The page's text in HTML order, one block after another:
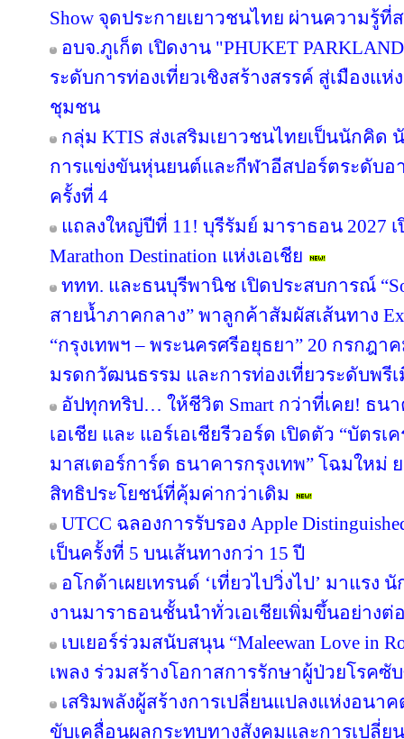
Show จุดประกายเยาวชนไทย ผ่านความรู้ที่
อบจ.ภูเก็ต เปิดงาน "PHUKET
ระดับการท่องเที่ยวเชิงสร้างสรรค์ สู่เมืองแ
ชุมชน
กลุ่ม KTIS ส่งเสริมเยาวชนไทยเป็นนักคิด
การแข่งขันหุ่นยนต์และกีฬาอีสปอร์ตระดับอ
ครั้งที่ 4
แถลงใหญ่ปีที่ 11! บุรีรัมย์ มาราธอน 2027
Marathon Destination แห่งเอเชีย
ททท. และธนบุรีพานิช เปิดประสบการณ์
สายน้ำภาคกลาง” พาลูกค้าสัมผัสเส้นทาง
“กรุงเทพฯ – พระนครศรีอยุธยา” 20 กรกฎ
มรดกวัฒนธรรม และการท่องเที่ยวระดับพรี
อัปทุกทริป… ให้ชีวิต Smart กว่าที่เคย! ธน
เอเชีย และ แอร์เอเชียรีวอร์ด เปิดตัว “บัตร
มาสเตอร์การ์ด ธนาคารกรุงเทพ” โฉมใหม่
สิทธิประโยชน์ที่คุ้มค่ากว่าเดิม
UTCC ฉลองการรับรอง Apple
เป็นครั้งที่ 5 บนเส้นทางกว่า 15 ปี
อโกด้าเผยเทรนด์ ‘เที่ยวไปวิ่งไป’ มาแรง
งานมาราธอนชั้นนำทั่วเอเชียเพิ่มขึ้นอย่างต่
เบเยอร์ร่วมสนับสนุน “Maleewan Love in
เพลง ร่วมสร้างโอกาสการรักษาผู้ป่วยโรค
เสริมพลังผู้สร้างการเปลี่ยนแปลงแห่งอนา
ขับเคลื่อนผลกระทบทางสังคมและการเปลี่ย